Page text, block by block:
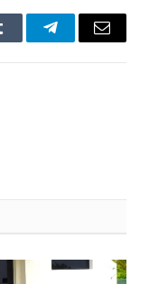
TelegramaCorreo